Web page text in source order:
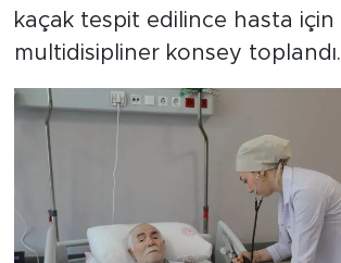
kaçak tespit edilince hasta için
multidisipliner konsey toplandı.